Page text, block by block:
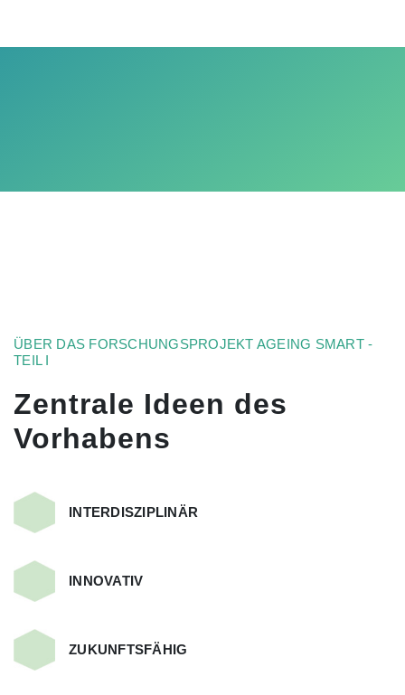
ÜBER DAS FORSCHUNGSPROJEKT AGEING SMART -
TEIL I
Zentrale Ideen des
Vorhabens
INTERDISZIPLINÄR
INNOVATIV
ZUKUNFTSFÄHIG